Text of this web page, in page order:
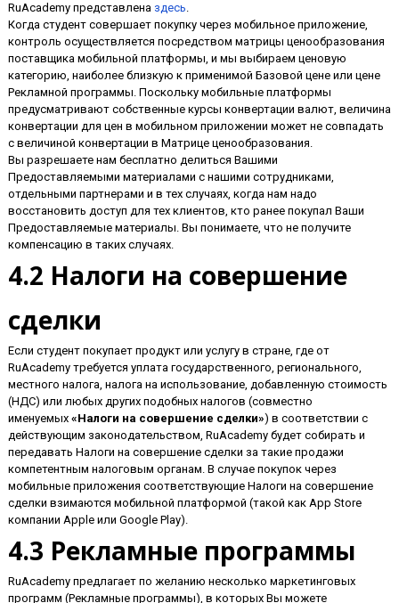
RuAcademy представлена здесь.
Когда студент совершает покупку через мобильное приложение,
контроль осуществляется посредством матрицы ценообразования
поставщика мобильной платформы, и мы выбираем ценовую
категорию, наиболее близкую к применимой Базовой цене или цене
Рекламной программы. Поскольку мобильные платформы
предусматривают собственные курсы конвертации валют, величина
конвертации для цен в мобильном приложении может не совпадать
с величиной конвертации в Матрице ценообразования.
Вы разрешаете нам бесплатно делиться Вашими
Предоставляемыми материалами с нашими сотрудниками,
отдельными партнерами и в тех случаях, когда нам надо
восстановить доступ для тех клиентов, кто ранее покупал Ваши
Предоставляемые материалы. Вы понимаете, что не получите
компенсацию в таких случаях.
4.2 Налоги на совершение
сделки
Если студент покупает продукт или услугу в стране, где от
RuAcademy требуется уплата государственного, регионального,
местного налога, налога на использование, добавленную стоимость
(НДС) или любых других подобных налогов (совместно
именуемых «Налоги на совершение сделки») в соответствии с
действующим законодательством, RuAcademy будет собирать и
передавать Налоги на совершение сделки за такие продажи
компетентным налоговым органам. В случае покупок через
мобильные приложения соответствующие Налоги на совершение
сделки взимаются мобильной платформой (такой как App Store
компании Apple или Google Play).
4.3 Рекламные программы
RuAcademy предлагает по желанию несколько маркетинговых
программ (Рекламные программы), в которых Вы можете